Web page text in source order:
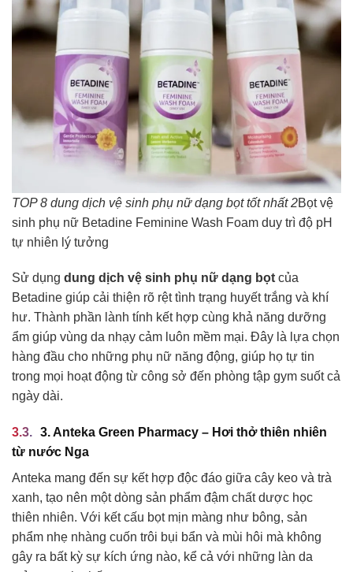
TOP 8 dung dịch vệ sinh phụ nữ dạng bọt tốt nhất 2Bọt vệ
sinh phụ nữ Betadine Feminine Wash Foam duy trì độ pH
tự nhiên lý tưởng
Sử dụng dung dịch vệ sinh phụ nữ dạng bọt của
Betadine giúp cải thiện rõ rệt tình trạng huyết trắng và khí
hư. Thành phần lành tính kết hợp cùng khả năng dưỡng
ẩm giúp vùng da nhạy cảm luôn mềm mại. Đây là lựa chọn
hàng đầu cho những phụ nữ năng động, giúp họ tự tin
trong mọi hoạt động từ công sở đến phòng tập gym suốt cả
ngày dài.
3. Anteka Green Pharmacy – Hơi thở thiên nhiên
từ nước Nga
Anteka mang đến sự kết hợp độc đáo giữa cây keo và trà
xanh, tạo nên một dòng sản phẩm đậm chất dược học
thiên nhiên. Với kết cấu bọt mịn màng như bông, sản
phẩm nhẹ nhàng cuốn trôi bụi bẩn và mùi hôi mà không
gây ra bất kỳ sự kích ứng nào, kể cả với những làn da